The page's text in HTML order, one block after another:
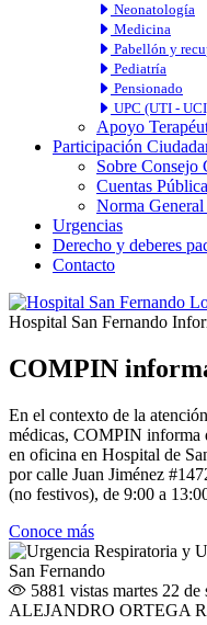
Neonatología
Medicina
Pabellón y
Pediatría
Pensionado
UPC (UTI -
Apoyo
Participación
Sobre Consejo
Cuentas
Norma
Urgencias
Derecho y deberes
Contacto
Hospital San Fernando
COMPIN
En el contexto de la
médicas, COMPIN informa
en oficina en Hospital de
por calle Juan Jiménez
(no festivos), de 9:00 a
Conoce más
5881 vistas martes 22 de
ALEJANDRO ORTEGA